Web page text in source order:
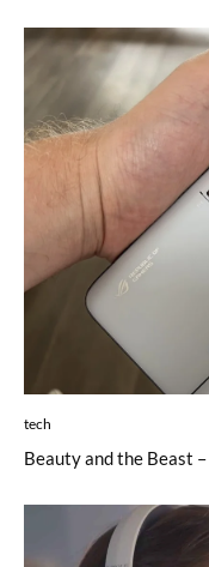
tech
Beauty and the Beast